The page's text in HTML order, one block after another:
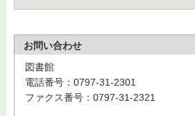
お問い合わせ
図書館
電話番号：0797-31-2301
ファクス番号：0797-31-2321